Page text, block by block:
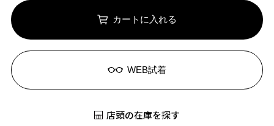
カートに入れる
WEB試着
店頭の在庫を探す